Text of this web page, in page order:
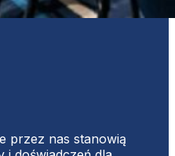
przez nas stanowią